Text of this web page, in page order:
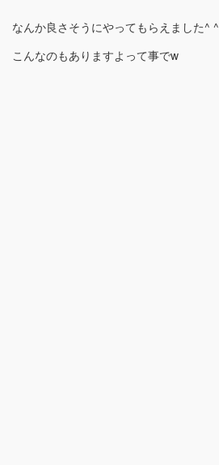
なんか良さそうにやってもらえました^ ^
こんなのもありますよって事でw